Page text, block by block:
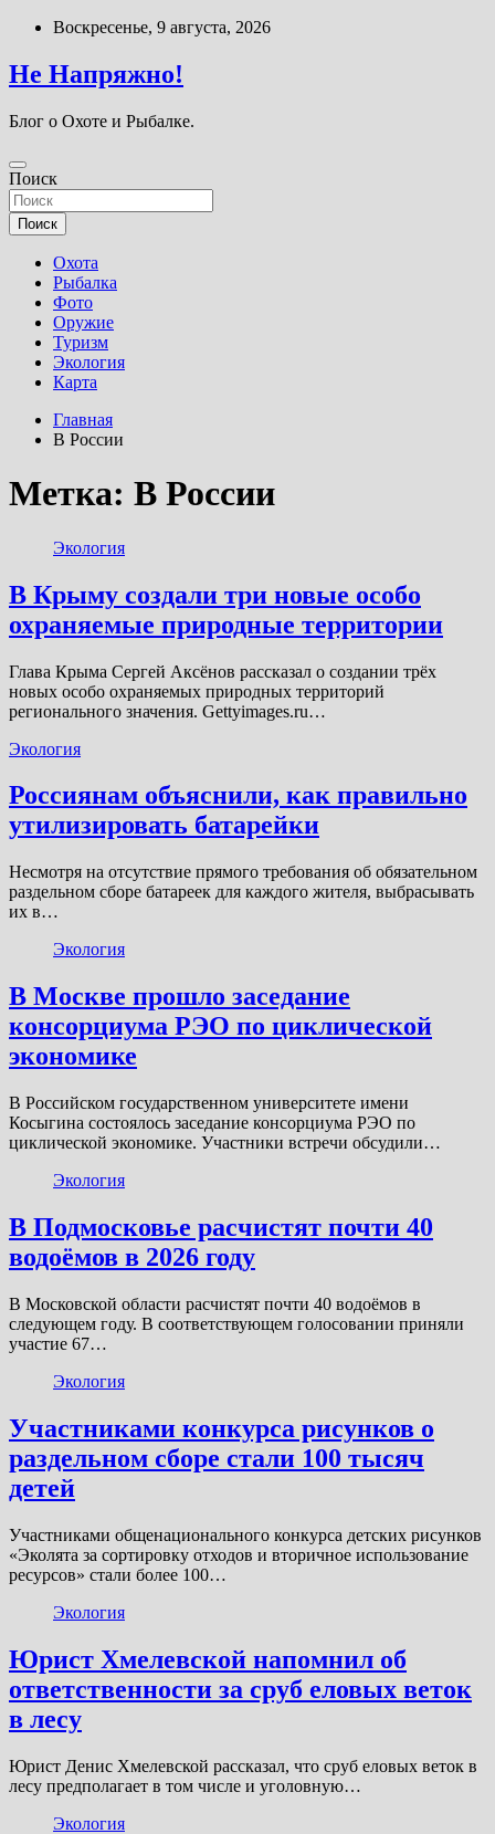
Перейти
содержимому
Воскресенье, 9 августа, 2026
Не Напряжно!
Блог о Охоте и Рыбалке.
Поиск
Поиск
Охота
Рыбалка
Фото
Оружие
Туризм
Экология
Карта
Главная
В России
Метка: В России
Экология
В Крыму создали три новые особо
охраняемые природные территории
Глава Крыма Сергей Аксёнов рассказал о создании трёх
новых особо охраняемых природных территорий
регионального значения. Gettyimages.ru…
Экология
Россиянам объяснили, как правильно
утилизировать батарейки
Несмотря на отсутствие прямого требования об обязательном
раздельном сборе батареек для каждого жителя, выбрасывать
их в…
Экология
В Москве прошло заседание
консорциума РЭО по циклической
экономике
В Российском государственном университете имени
Косыгина состоялось заседание консорциума РЭО по
циклической экономике. Участники встречи обсудили…
Экология
В Подмосковье расчистят почти 40
водоёмов в 2026 году
В Московской области расчистят почти 40 водоёмов в
следующем году. В соответствующем голосовании приняли
участие 67…
Экология
Участниками конкурса рисунков о
раздельном сборе стали 100 тысяч
детей
Участниками общенационального конкурса детских рисунков
«Эколята за сортировку отходов и вторичное использование
ресурсов» стали более 100…
Экология
Юрист Хмелевской напомнил об
ответственности за сруб еловых веток
в лесу
Юрист Денис Хмелевской рассказал, что сруб еловых веток в
лесу предполагает в том числе и уголовную…
Экология